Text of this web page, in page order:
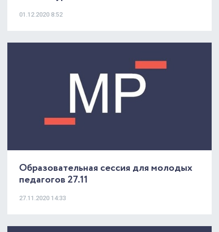
01.12.2020 8:52
Образовательная сессия для молодых
педагогов 27.11
27.11.2020 14:33